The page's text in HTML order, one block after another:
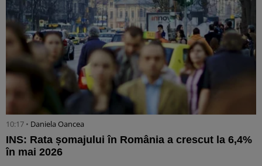
10:17 • Daniela Oancea
INS: Rata șomajului în România a crescut la 6,4%
în mai 2026